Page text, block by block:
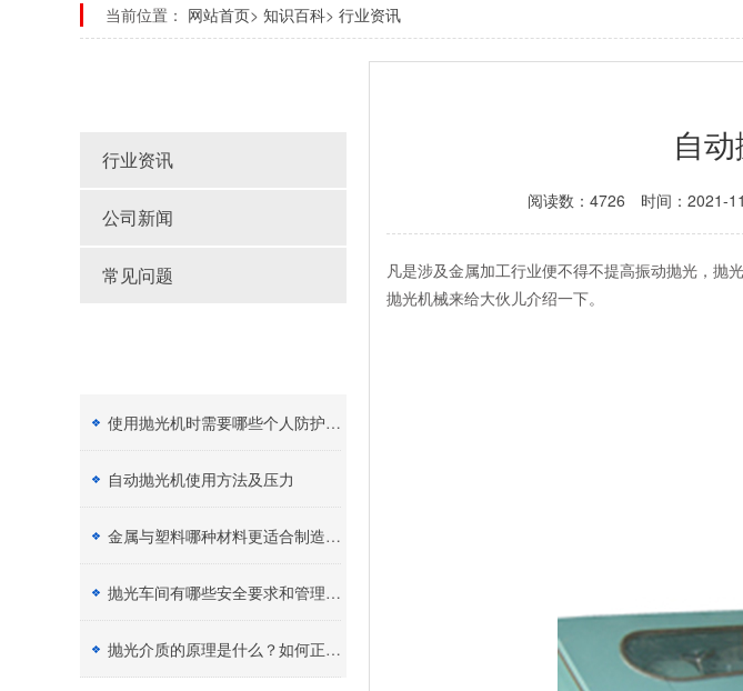
当前位置： 网站首页> 知识百科> 行业资讯
行业资讯
公司新闻
常见问题
使用抛光机时需要哪些个人防护设备（PPE）？
自动抛光机使用方法及压力
金属与塑料哪种材料更适合制造加工？
抛光车间有哪些安全要求和管理制度？
抛光介质的原理是什么？如何正确选择抛光膏？
自
阅读数：4726 时间：2021-
凡是涉及金属加工行业便不得不提高振动抛光，抛
抛光机械来给大伙儿介绍一下。